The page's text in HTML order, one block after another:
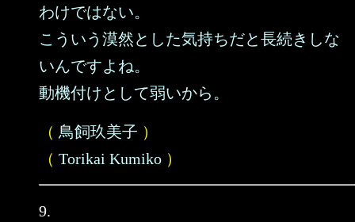
わけではない。
こういう漠然とした気持ちだと長続きしな
いんですよね。
動機付けとして弱いから。
（ 鳥飼玖美子 ）
（ Torikai Kumiko ）
9.